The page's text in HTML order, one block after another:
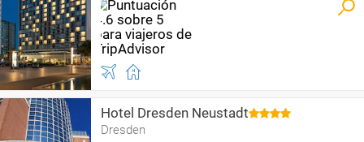
Hotel Dresden Neustadt
Dresden